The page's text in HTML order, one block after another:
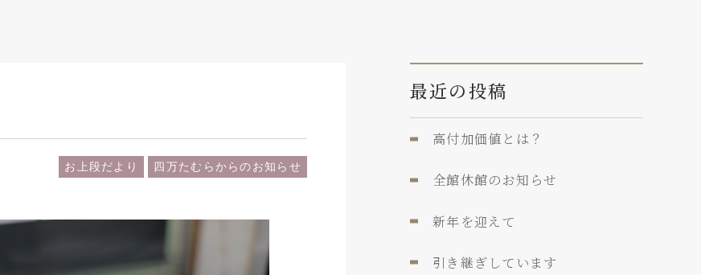
お上段だより 四万たむらからのお知らせ
最近の投稿
高付加価値とは？
全館休館のお知らせ
新年を迎えて
引き継ぎしています